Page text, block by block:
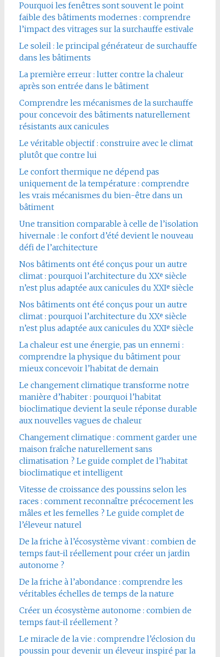
Pourquoi les fenêtres sont souvent le point
faible des bâtiments modernes : comprendre
l’impact des vitrages sur la surchauffe estivale
Le soleil : le principal générateur de surchauffe
dans les bâtiments
La première erreur : lutter contre la chaleur
après son entrée dans le bâtiment
Comprendre les mécanismes de la surchauffe
pour concevoir des bâtiments naturellement
résistants aux canicules
Le véritable objectif : construire avec le climat
plutôt que contre lui
Le confort thermique ne dépend pas
uniquement de la température : comprendre
les vrais mécanismes du bien-être dans un
bâtiment
Une transition comparable à celle de l’isolation
hivernale : le confort d’été devient le nouveau
défi de l’architecture
Nos bâtiments ont été conçus pour un autre
climat : pourquoi l’architecture du XXᵉ siècle
n’est plus adaptée aux canicules du XXIᵉ siècle
Nos bâtiments ont été conçus pour un autre
climat : pourquoi l’architecture du XXᵉ siècle
n’est plus adaptée aux canicules du XXIᵉ siècle
La chaleur est une énergie, pas un ennemi :
comprendre la physique du bâtiment pour
mieux concevoir l’habitat de demain
Le changement climatique transforme notre
manière d’habiter : pourquoi l’habitat
bioclimatique devient la seule réponse durable
aux nouvelles vagues de chaleur
Changement climatique : comment garder une
maison fraîche naturellement sans
climatisation ? Le guide complet de l’habitat
bioclimatique et intelligent
Vitesse de croissance des poussins selon les
races : comment reconnaître précocement les
mâles et les femelles ? Le guide complet de
l’éleveur naturel
De la friche à l’écosystème vivant : combien de
temps faut-il réellement pour créer un jardin
autonome ?
De la friche à l’abondance : comprendre les
véritables échelles de temps de la nature
Créer un écosystème autonome : combien de
temps faut-il réellement ?
Le miracle de la vie : comprendre l’éclosion du
poussin pour devenir un éleveur inspiré par la